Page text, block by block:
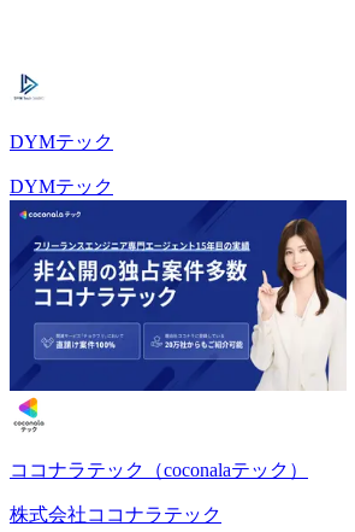
DYMテック
DYMテック
ココナラテック（coconalaテック）
株式会社ココナラテック